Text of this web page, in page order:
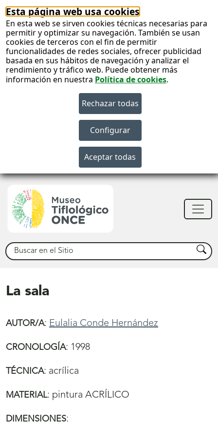
Esta página web usa cookies
En esta web se sirven cookies técnicas necesarias para
permitir y optimizar su navegación. También se usan
cookies de terceros con el fin de permitir
funcionalidades de redes sociales, ofrecer publicidad
basada en sus hábitos de navegación y analizar el
rendimiento y tráfico web. Puede obtener más
información en nuestra Política de cookies.
Buscar Buscar
La sala
AUTOR/A: Eulalia Conde Hernández
CRONOLOGÍA: 1998
TÉCNICA: acrílica
MATERIAL: pintura ACRÍLICO
DIMENSIONES: